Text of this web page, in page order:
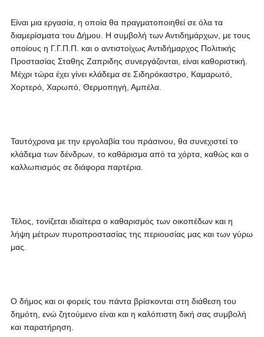
Είναι μια εργασία, η οποία θα πραγματοποιηθεί σε όλα τα
διαμερίσματα του Δήμου. Η συμβολή των Αντιδημάρχων, με τους
οποίους η Γ.Γ.Π.Π. και ο αντιστοίχως Αντιδήμαρχος Πολιτικής
Προστασίας Σταθης Ζαπριδης συνεργάζονται, είναι καθοριστική.
Μέχρι τώρα έχει γίνει κλάδεμα σε Σιδηρόκαστρο, Καμαρωτό,
Χορτερό, Χαρωπό, Θερμοπηγή, Αμπέλα.
Ταυτόχρονα με την εργολαβία του πράσινου, θα συνεχιστεί το
κλάδεμα των δένδρων, το καθάρισμα από τα χόρτα, καθώς και ο
καλλωπισμός σε διάφορα παρτέρια.
Τέλος, τονίζεται ιδιαίτερα ο καθαρισμός των οικοπέδων και η
λήψη μέτρων πυροπροστασίας της περιουσίας μας και των γύρω
μας.
Ο δήμος και οι φορείς του πάντα βρίσκονται στη διάθεση του
δημότη, ενώ ζητούμενο είναι και η καλόπιστη δική σας συμβολή
και παρατήρηση.